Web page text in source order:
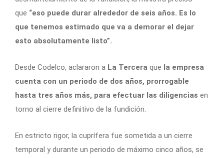
que “eso puede durar alrededor de seis años. Es lo
que tenemos estimado que va a demorar el dejar
esto absolutamente listo”.
Desde Codelco, aclararon a La Tercera que la empresa
cuenta con un periodo de dos años, prorrogable
hasta tres años más, para efectuar las diligencias en
torno al cierre definitivo de la fundición.
En estricto rigor, la cuprífera fue sometida a un cierre
temporal y durante un periodo de máximo cinco años, se